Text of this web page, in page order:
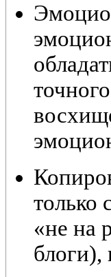
только
«не на
блоги),